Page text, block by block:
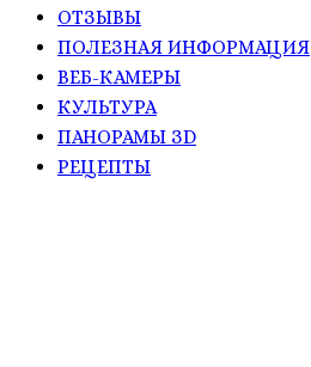
ОТЗЫВЫ
ПОЛЕЗНАЯ ИНФОРМАЦИЯ
ВЕБ-КАМЕРЫ
КУЛЬТУРА
ПАНОРАМЫ ЗD
РЕЦЕПТЫ